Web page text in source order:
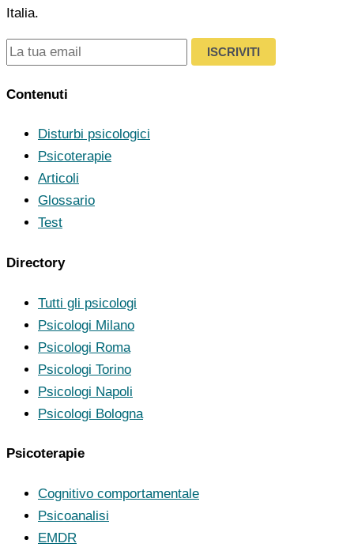
Italia.
ISCRIVITI
Contenuti
Disturbi psicologici
Psicoterapie
Articoli
Glossario
Test
Directory
Tutti gli psicologi
Psicologi Milano
Psicologi Roma
Psicologi Torino
Psicologi Napoli
Psicologi Bologna
Psicoterapie
Cognitivo comportamentale
Psicoanalisi
EMDR